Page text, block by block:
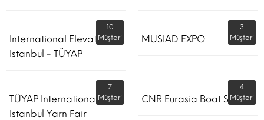
International Elevator
Istanbul - TÜYAP
10
Müşteri
MUSIAD EXPO
3
Müşteri
TÜYAP International
Istanbul Yarn Fair
7
Müşteri
CNR Eurasia Boat Show
4
Müşteri